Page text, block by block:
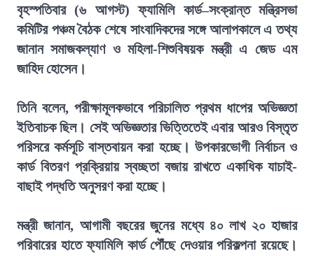
বৃহস্পতিবার (৬ আগস্ট) ফ্যামিলি কার্ড–সংক্রান্ত মন্ত্রিসভা
কমিটির পঞ্চম বৈঠক শেষে সাংবাদিকদের সঙ্গে আলাপকালে এ তথ্য
জানান সমাজকল্যাণ ও মহিলা-শিশুবিষয়ক মন্ত্রী এ জেড এম
জাহিদ হোসেন।
তিনি বলেন, পরীক্ষামূলকভাবে পরিচালিত প্রথম ধাপের অভিজ্ঞতা
ইতিবাচক ছিল। সেই অভিজ্ঞতার ভিত্তিতেই এবার আরও বিস্তৃত
পরিসরে কর্মসূচি বাস্তবায়ন করা হচ্ছে। উপকারভোগী নির্বাচন ও
কার্ড বিতরণ প্রক্রিয়ায় স্বচ্ছতা বজায় রাখতে একাধিক যাচাই-
বাছাই পদ্ধতি অনুসরণ করা হচ্ছে।
মন্ত্রী জানান, আগামী বছরের জুনের মধ্যে ৪০ লাখ ২০ হাজার
পরিবারের হাতে ফ্যামিলি কার্ড পৌঁছে দেওয়ার পরিকল্পনা রয়েছে।